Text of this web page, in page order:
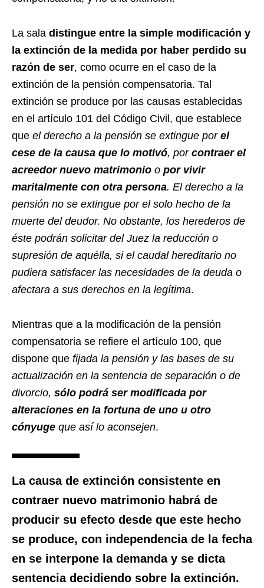
La sala distingue entre la simple modificación y
la extinción de la medida por haber perdido su
razón de ser, como ocurre en el caso de la
extinción de la pensión compensatoria. Tal
extinción se produce por las causas establecidas
en el artículo 101 del Código Civil, que establece
que el derecho a la pensión se extingue por el
cese de la causa que lo motivó, por contraer el
acreedor nuevo matrimonio o por vivir
maritalmente con otra persona. El derecho a la
pensión no se extingue por el solo hecho de la
muerte del deudor. No obstante, los herederos de
éste podrán solicitar del Juez la reducción o
supresión de aquélla, si el caudal hereditario no
pudiera satisfacer las necesidades de la deuda o
afectara a sus derechos en la legítima.
Mientras que a la modificación de la pensión
compensatoria se refiere el artículo 100, que
dispone que fijada la pensión y las bases de su
actualización en la sentencia de separación o de
divorcio, sólo podrá ser modificada por
alteraciones en la fortuna de uno u otro
cónyuge que así lo aconsejen.
La causa de extinción consistente en
contraer nuevo matrimonio habrá de
producir su efecto desde que este hecho
se produce, con independencia de la fecha
en se interpone la demanda y se dicta
sentencia decidiendo sobre la extinción.